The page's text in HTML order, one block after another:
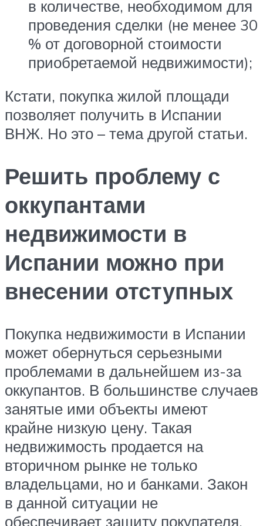
в количестве, необходимом для
проведения сделки (не менее 30
% от договорной стоимости
приобретаемой недвижимости);
Кстати, покупка жилой площади
позволяет получить в Испании
ВНЖ. Но это – тема другой статьи.
Решить проблему с
оккупантами
недвижимости в
Испании можно при
внесении отступных
Покупка недвижимости в Испании
может обернуться серьезными
проблемами в дальнейшем из-за
оккупантов. В большинстве случаев
занятые ими объекты имеют
крайне низкую цену. Такая
недвижимость продается на
вторичном рынке не только
владельцами, но и банками. Закон
в данной ситуации не
обеспечивает защиту покупателя.